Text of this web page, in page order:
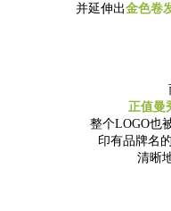
并延伸出金色卷
正值曼
整个LOGO也
印有品牌名
清晰